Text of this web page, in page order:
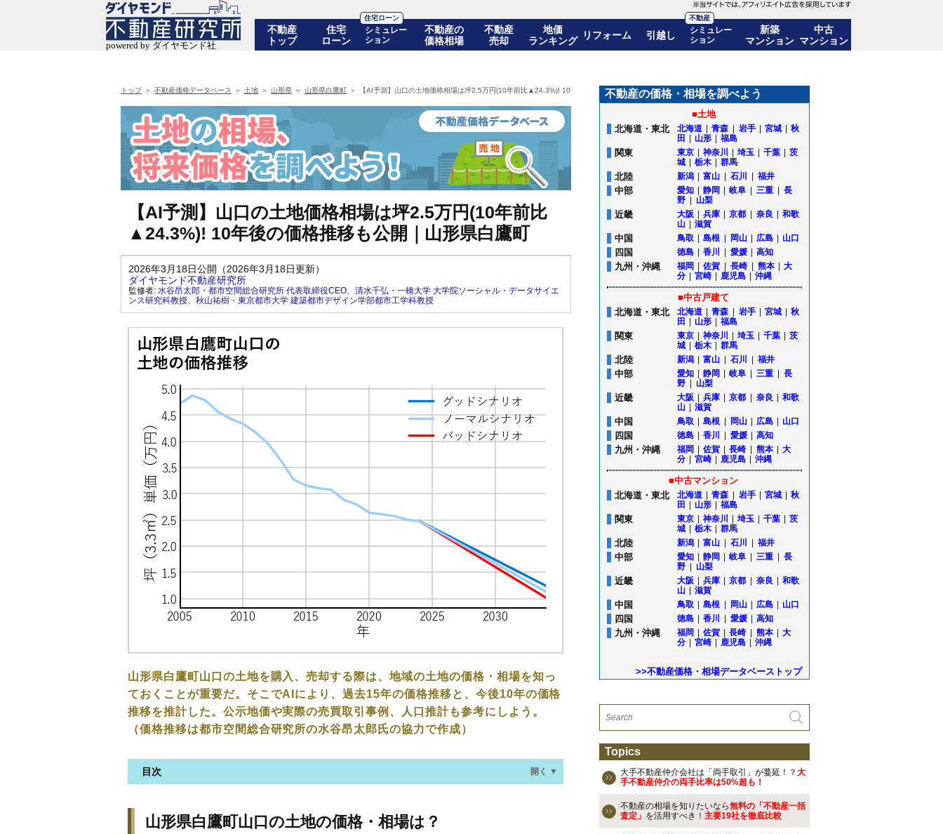
不動産
トップ
住宅
ローン
住宅ローン
シミュレー
ション
不動産の
価格相場
不動産
売却
地価
ランキング
リフォーム 引越し
不動産
シミュレー
ション
新築
マンション
中古
マンション
トップ 不動産価格データベース 土地 山形県 山形県白鷹町 【AI予測】山口の土地価格相場は坪2.5万円(10年前比▲24.3%)! 10年後の価格推移も公開｜山形県白鷹町
【AI予測】山口の土地価格相場は坪2.5万円(10年前比
▲24.3%)! 10年後の価格推移も公開｜山形県白鷹町
2026年3月18日公開（2026年3月18日更新）
ダイヤモンド不動産研究所
監修者: 水谷昂太郎・都市空間総合研究所 代表取締役CEO、 清水千弘・一橋大学 大学院ソーシャル・データサイエ
ンス研究科教授、 秋山祐樹・東京都市大学 建築都市デザイン学部都市工学科教授
山形県白鷹町山口の土地を購入、売却する際は、地域の土地の価格・相場を知っ
ておくことが重要だ。そこでAIにより、過去15年の価格推移と、今後10年の価格
推移を推計した。公示地価や実際の売買取引事例、人口推計も参考にしよう。
（価格推移は都市空間総合研究所の水谷昂太郎氏の協力で作成）
目次 開く ▼
現在の価格は、2.5万円／坪（10年前比▲24.3%）
山形県白鷹町山口の土地の価格・相場は？
不動産の価格・相場を調べよう
■土地
北海道・東北
北海道 青森 岩手 宮城
秋
田
山形 福島
関東 東京 神奈川 埼玉 千葉
茨
城
栃木 群馬
北陸 新潟 富山 石川 福井
中部 愛知 静岡 岐阜 三重
長
野
山梨
近畿 大阪 兵庫 京都 奈良
和歌
山
滋賀
中国 鳥取 島根 岡山 広島 山口
四国 徳島 香川 愛媛 高知
九州・沖縄 福岡 佐賀 長崎 熊本
大
分
宮崎 鹿児島 沖縄
■中古戸建て
北海道・東北
北海道 青森 岩手 宮城
秋
田
山形 福島
関東 東京 神奈川 埼玉 千葉
茨
城
栃木 群馬
北陸 新潟 富山 石川 福井
中部 愛知 静岡 岐阜 三重
長
野
山梨
近畿 大阪 兵庫 京都 奈良
和歌
山
滋賀
中国 鳥取 島根 岡山 広島 山口
四国 徳島 香川 愛媛 高知
九州・沖縄 福岡 佐賀 長崎 熊本
大
分
宮崎 鹿児島 沖縄
■中古マンション
北海道・東北
北海道 青森 岩手 宮城
秋
田
山形 福島
関東 東京 神奈川 埼玉 千葉
茨
城
栃木 群馬
北陸 新潟 富山 石川 福井
中部 愛知 静岡 岐阜 三重
長
野
山梨
近畿 大阪 兵庫 京都 奈良
和歌
山
滋賀
中国 鳥取 島根 岡山 広島 山口
四国 徳島 香川 愛媛 高知
九州・沖縄 福岡 佐賀 長崎 熊本
大
分
宮崎 鹿児島 沖縄
>>不動産価格・相場データベーストップ
Topics
大手不動産仲介会社は「両手取引」が蔓延！？ 大
手不動産仲介の両手比率は50%超も！
不動産の相場を知りたいなら無料の「不動産一括
査定」 を活用すべき！ 主要19社を徹底比較